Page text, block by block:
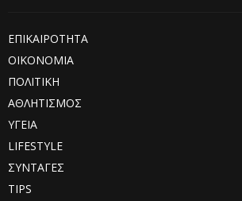
ΕΠΙΚΑΙΡΟΤΗΤΑ
ΟΙΚΟΝΟΜΙΑ
ΠΟΛΙΤΙΚΗ
ΑΘΛΗΤΙΣΜΟΣ
ΥΓΕΙΑ
LIFESTYLE
ΣΥΝΤΑΓΕΣ
TIPS